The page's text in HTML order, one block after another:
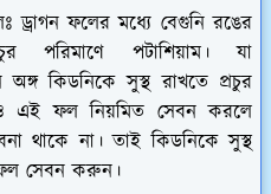
ড্রাগন ফলের মধ্যে বেগুনি রঙের
পরিমাণে পটাশিয়াম। যা
অঙ্গ কিডনিকে সুস্থ রাখতে প্রচুর
এই ফল নিয়মিত সেবন করলে
থাকে না। তাই কিডনিকে সুস্থ
ফল সেবন করুন।